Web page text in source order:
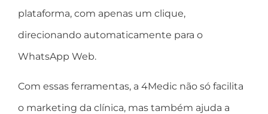
plataforma, com apenas um clique,
direcionando automaticamente para o
WhatsApp Web.
Com essas ferramentas, a 4Medic não só facilita
o marketing da clínica, mas também ajuda a